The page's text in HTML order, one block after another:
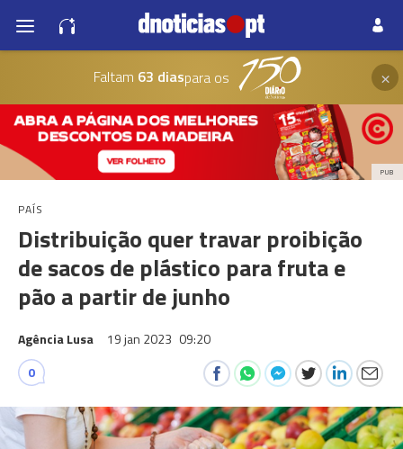
Faltam 63 diaspara os ×
PUB
PAÍS
Distribuição quer travar proibição
de sacos de plástico para fruta e
pão a partir de junho
Agência Lusa 19 jan 2023 09:20
0